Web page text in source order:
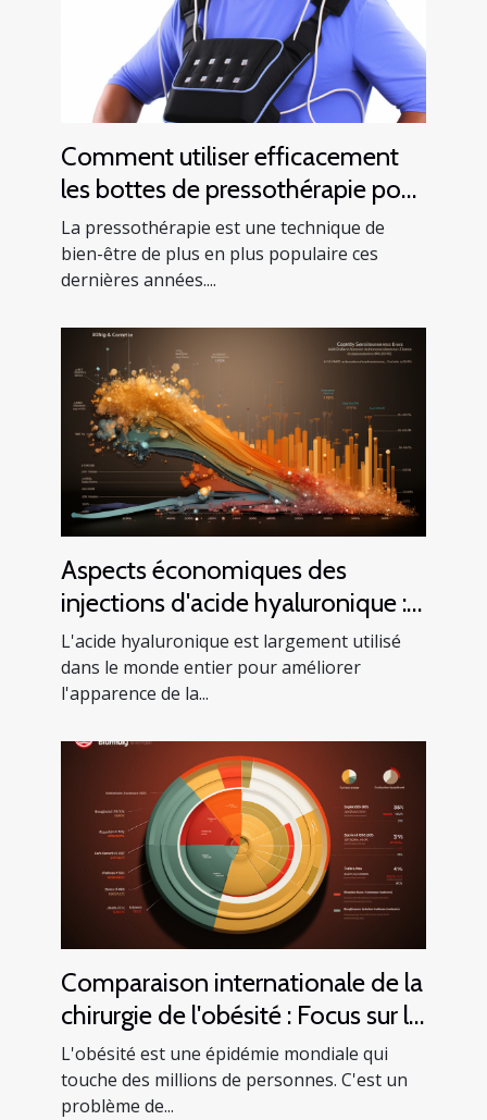
Comment utiliser efficacement
les bottes de pressothérapie pour
améliorer votre santé
La pressothérapie est une technique de
bien-être de plus en plus populaire ces
dernières années....
Aspects économiques des
injections d'acide hyaluronique :
Analyse du coût et du bénéfice
L'acide hyaluronique est largement utilisé
dans le monde entier pour améliorer
l'apparence de la...
Comparaison internationale de la
chirurgie de l'obésité : Focus sur la
Tunisie
L'obésité est une épidémie mondiale qui
touche des millions de personnes. C'est un
problème de...